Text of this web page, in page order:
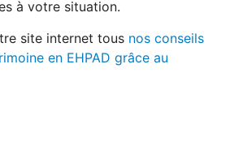
à votre situation.
site internet tous nos conseils
en EHPAD grâce au